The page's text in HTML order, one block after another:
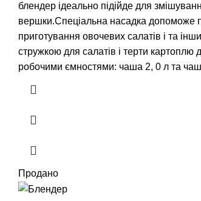
блендер ідеально підійде для
вершки.Спеціальна насадка допоможе
приготування овочевих салатів і та
стружкою для салатів і терти
робочими ємностями: чаша 2, 0 л та
Продано